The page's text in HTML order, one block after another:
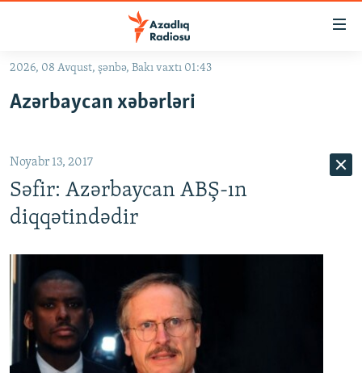
Əsas
qayıt
qayıt
Axtarışa
keç
#ƏSLINDƏ
QANUNI DOĞRU
MULTIMEDIA
VIDEO
FOTOQALEREYA
RADIO ARXIV
OXU ZALI
HAQQIMIZDA
2026, 08 Avqust, şənbə, Bakı vaxtı 01:43
Azərbaycan xəbərləri
Noyabr 13, 2017
Səfir: Azərbaycan ABŞ-ın
diqqətindədir